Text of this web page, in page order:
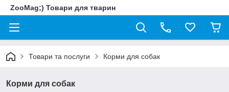
ZooMag;) Товари для тварин
Товари та послуги Корми для собак
Корми для собак